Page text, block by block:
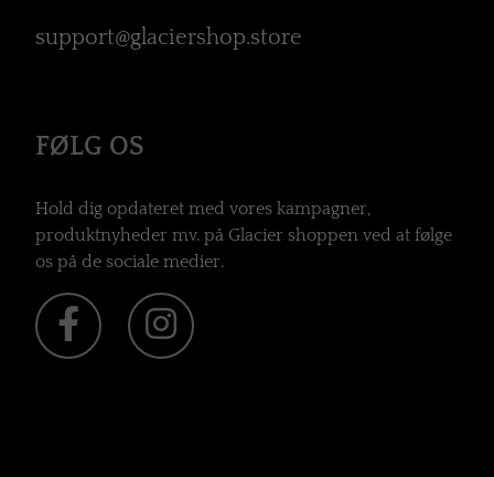
support@glaciershop.store
FØLG OS
Hold dig opdateret med vores kampagner,
produktnyheder mv. på Glacier shoppen ved at følge
os på de sociale medier.